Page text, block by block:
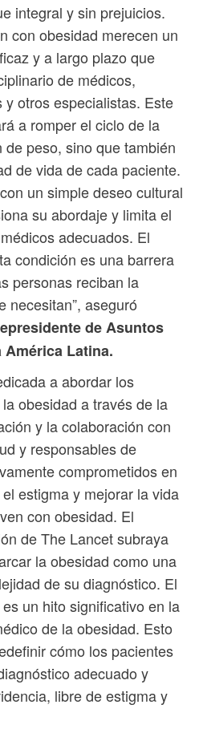
integral y sin prejuicios.
con obesidad merecen un
y a largo plazo que
de médicos,
otros especialistas. Este
a romper el ciclo de la
peso, sino que también
de vida de cada paciente.
un simple deseo cultural
su abordaje y limita el
adecuados. El
condición es una barrera
personas reciban la
necesitan”, aseguró
de Asuntos
Latina.
a abordar los
obesidad a través de la
y la colaboración con
y responsables de
comprometidos en
estigma y mejorar la vida
con obesidad. El
de The Lancet subraya
la obesidad como una
de su diagnóstico. El
un hito significativo en la
de la obesidad. Esto
cómo los pacientes
adecuado y
libre de estigma y